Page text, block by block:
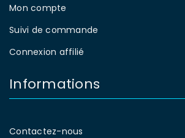
Mon compte
Suivi de commande
Connexion affilié
Informations
Contactez-nous